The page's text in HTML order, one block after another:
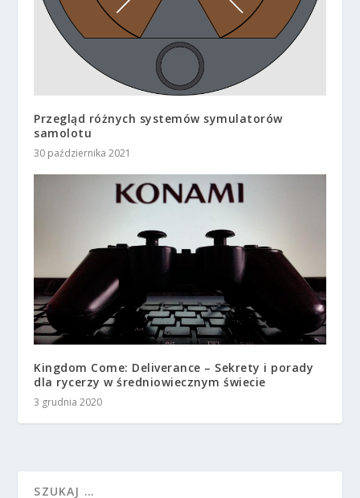
Przegląd różnych systemów symulatorów
samolotu
30 października 2021
Kingdom Come: Deliverance – Sekrety i porady
dla rycerzy w średniowiecznym świecie
3 grudnia 2020